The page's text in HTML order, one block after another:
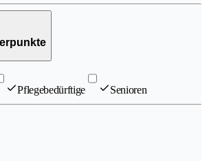
Pflegebedürftige Senioren